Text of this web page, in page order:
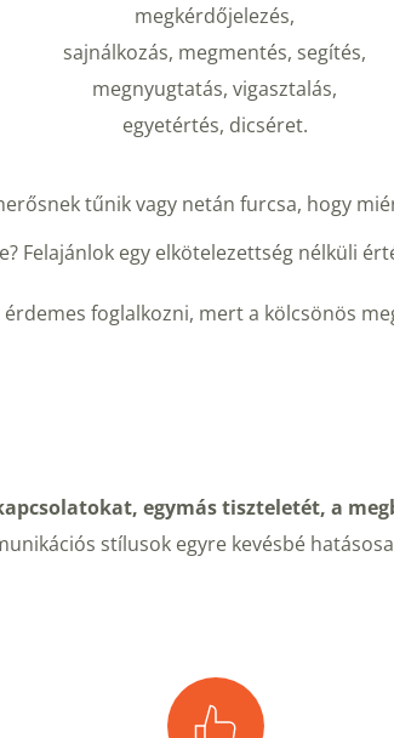
megkérdőjelezés,
sajnálkozás, megmentés, segítés,
megnyugtatás, vigasztalás,
egyetértés, dicséret.
tűnik vagy netán furcsa, hogy
Felajánlok egy elkötelezettség nélküli
foglalkozni, mert a kölcsönös
egymás tiszteletét, a
stílusok egyre kevésbé